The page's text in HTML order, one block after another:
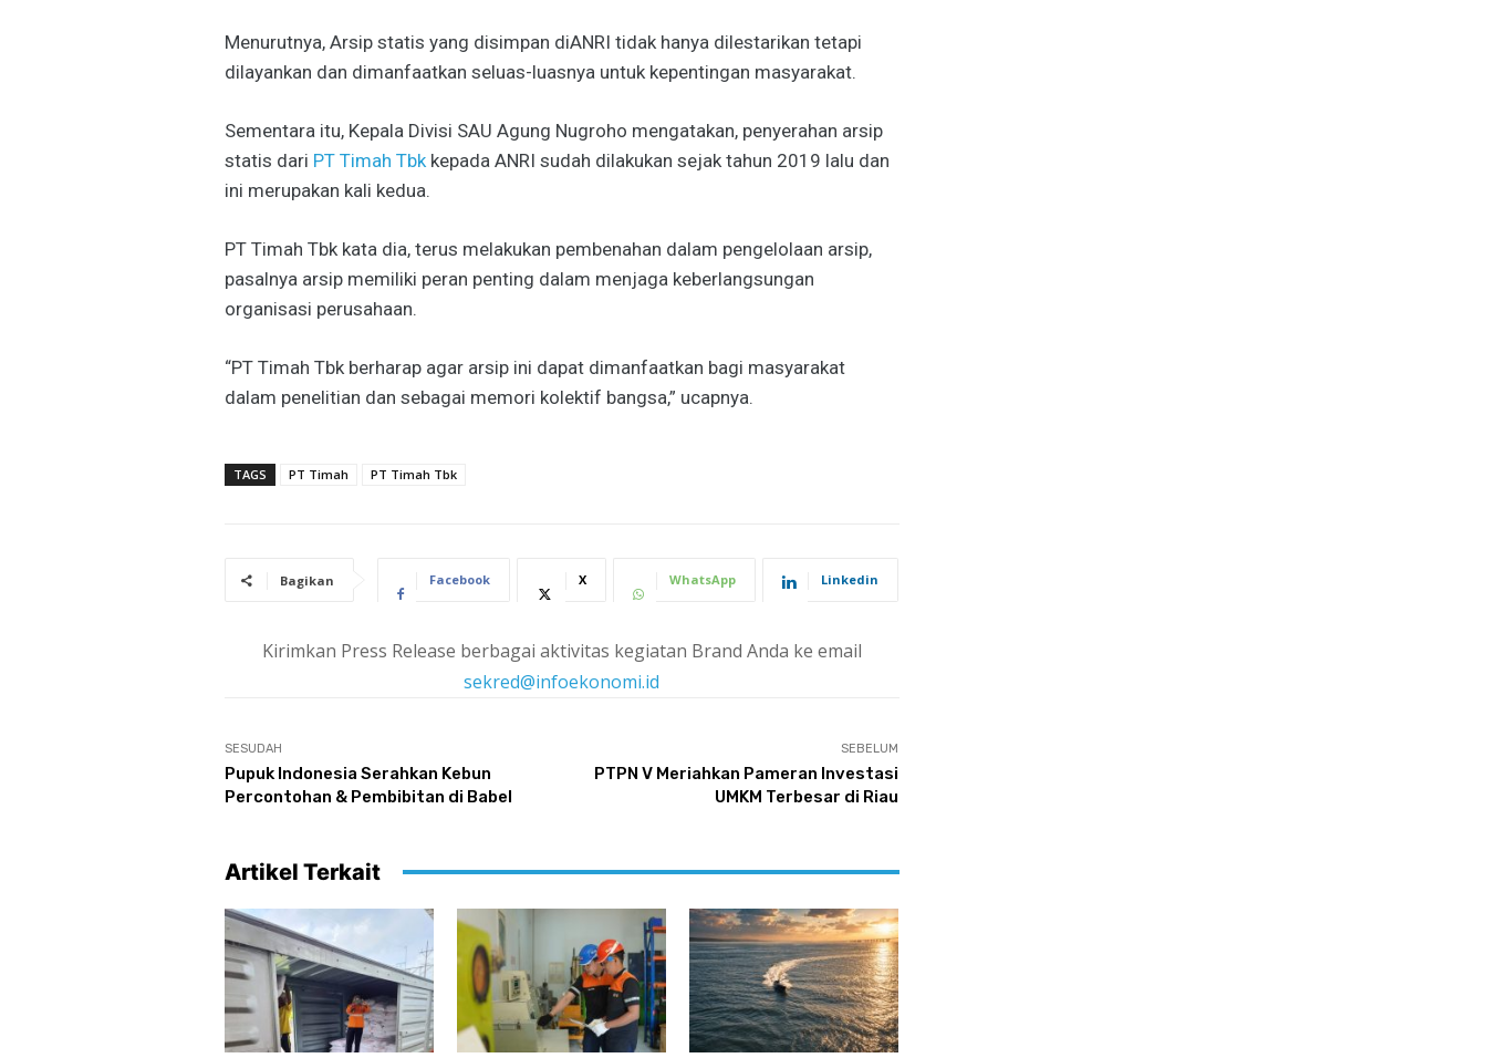
Menurutnya, Arsip statis yang disimpan diANRI tidak hanya dilestarikan tetapi
dilayankan dan dimanfaatkan seluas-luasnya untuk kepentingan masyarakat.
Sementara itu, Kepala Divisi SAU Agung Nugroho mengatakan, penyerahan arsip
statis dari PT Timah Tbkkepada ANRI sudah dilakukan sejak tahun 2019 lalu dan
ini merupakan kali kedua.
PT Timah Tbk kata dia, terus melakukan pembenahan dalam pengelolaan arsip,
pasalnya arsip memiliki peran penting dalam menjaga keberlangsungan
organisasi perusahaan.
“PT Timah Tbk berharap agar arsip ini dapat dimanfaatkan bagi masyarakat
dalam penelitian dan sebagai memori kolektif bangsa,” ucapnya.
TAGS PT Timah PT Timah Tbk
Bagikan Facebook X WhatsApp Linkedin
Kirimkan Press Release berbagai aktivitas kegiatan Brand Anda ke email
sekred@infoekonomi.id
SESUDAH
Pupuk Indonesia Serahkan Kebun
Percontohan & Pembibitan di Babel
SEBELUM
PTPN V Meriahkan Pameran Investasi
UMKM Terbesar di Riau
Artikel Terkait